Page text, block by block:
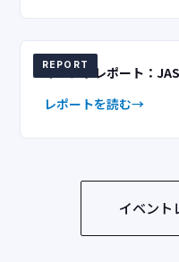
REPORT
イベントレポート：
レポートを読む
イベン